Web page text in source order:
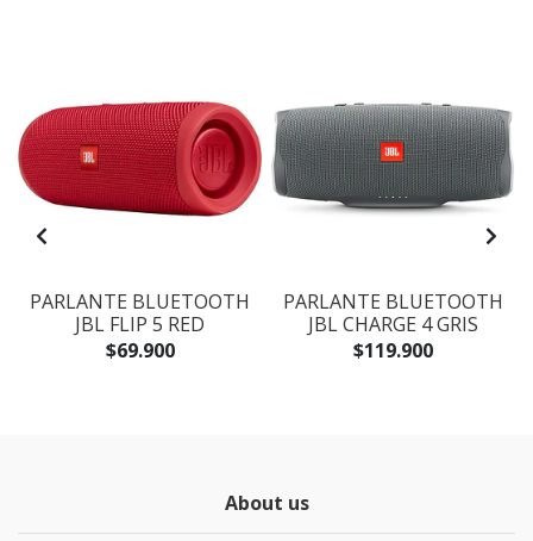
PARLANTE BLUETOOTH
JBL FLIP 5 RED
$69.900
PARLANTE BLUETOOTH
JBL CHARGE 4 GRIS
$119.900
About us